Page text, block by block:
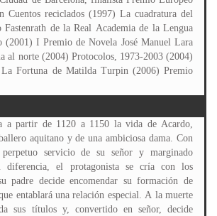
Cuentos reciclados (1997) La cuadratura del
de la Real Academia de la Lengua
(2001) I Premio de Novela José Manuel Lara
al norte (2004) Protocolos, 1973-2003 (2004)
Fortuna de Matilda Turpin (2006) Premio
a partir de 1120 a 1150 la vida de Acardo,
aquitano y de una ambiciosa dama. Con
servicio de su señor y marginado
diferencia, el protagonista se cría con los
padre decide encomendar su formación de
entablará una relación especial. A la muerte
sus títulos y, convertido en señor, decide